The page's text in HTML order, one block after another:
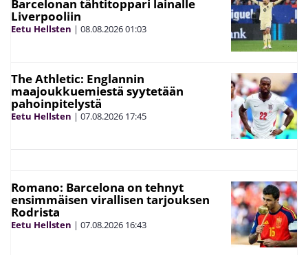
Barcelonan tähtitoppari lainalle
Liverpooliin
Eetu Hellsten | 08.08.202601:03
The Athletic: Englannin
maajoukkuemiestä syytetään
pahoinpitelystä
Eetu Hellsten | 07.08.2026 17:45
Romano: Barcelona on tehnyt
ensimmäisen virallisen tarjouksen
Rodrista
Eetu Hellsten | 07.08.2026 16:43